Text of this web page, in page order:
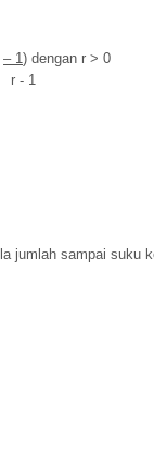
– 1 ) dengan r > 0
-
jumlah sampai suku